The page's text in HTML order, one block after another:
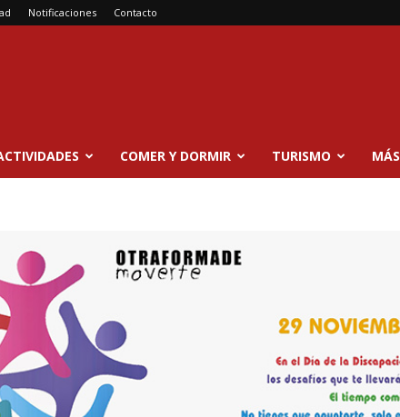
Notificaciones Contacto
COMER Y DORMIR TURISMO MÁS